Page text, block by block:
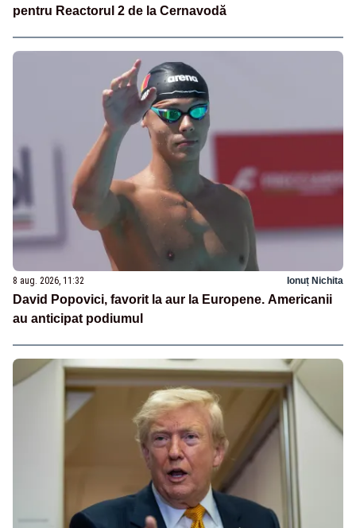
pentru Reactorul 2 de la Cernavodă
8 aug. 2026, 11:32 Ionuț Nichita
David Popovici, favorit la aur la Europene. Americanii
au anticipat podiumul